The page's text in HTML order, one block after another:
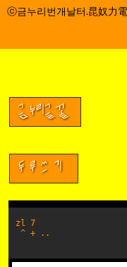
컨
기
ⓒ금누리번개날터.昆奴力
금누리글꼴
두루쓰기
zl 7
^ + ..